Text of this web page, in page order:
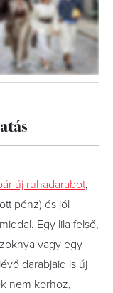
új ruhadarabot,
pénz) és jól
Egy lila felső,
vagy egy
darabjaid is új
nem korhoz,